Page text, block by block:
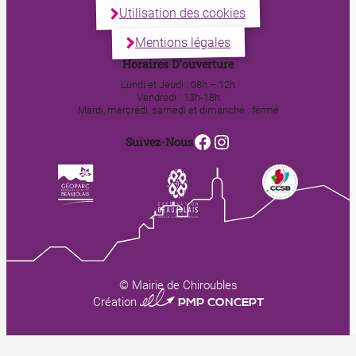
Utilisation des cookies
Mentions légales
Horaires D’ouverture
Lundi et Jeudi : 08h – 12h
Vendredi : 13h-18h
Mardi, mercredi, samedi et dimanche : fermé
Suivez-NousFacebook
Instagram
© Mairie de Chiroubles
Création 0123 PMP CONCEPT